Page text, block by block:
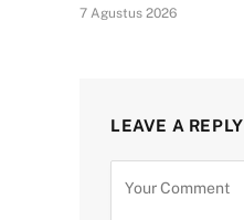
7 Agustus 2026
LEAVE A REPLY